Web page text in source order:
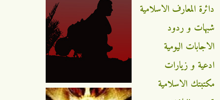
دائرة المعارف الاسلامية
شبهات و ردود
الاجابات اليومية
ادعية و زيارات
مكتبتك الاسلامية